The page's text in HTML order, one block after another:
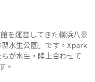
を運営してきた横浜八景
水生公園」です。Xpark
が水生・陸上合わせて
。